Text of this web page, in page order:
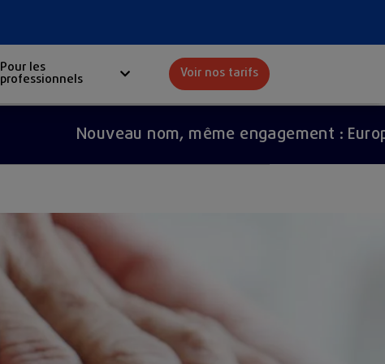
Pour les
professionnels Voir nos tarifs
Nouveau nom, même engagement : Europ